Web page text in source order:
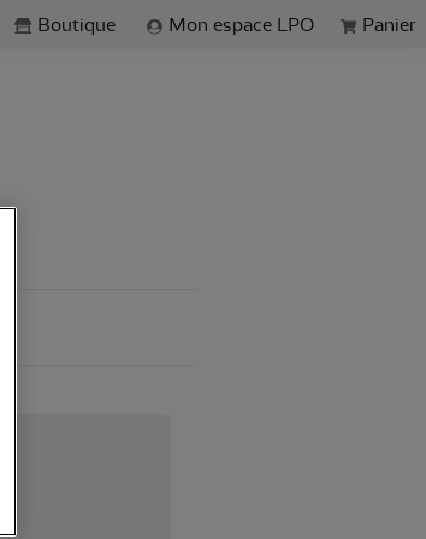
Boutique Mon espace LPO Panier